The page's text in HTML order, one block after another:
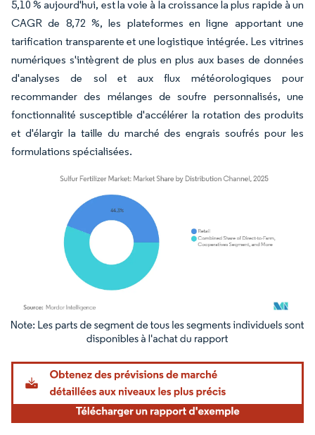
5,10 % aujourd'hui, est la voie à la croissance la plus rapide à un
CAGR de 8,72 %, les plateformes en ligne apportant une
tarification transparente et une logistique intégrée. Les vitrines
numériques s'intègrent de plus en plus aux bases de données
d'analyses de sol et aux flux météorologiques pour
recommander des mélanges de soufre personnalisés, une
fonctionnalité susceptible d'accélérer la rotation des produits
et d'élargir la taille du marché des engrais soufrés pour les
formulations spécialisées.
Image © Mordor Intelligence. La réutilisation nécessite une attribution sous CC BY